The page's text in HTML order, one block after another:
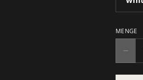
MENGE